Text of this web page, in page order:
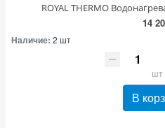
ROYAL THERMO
14
Наличие: 2 шт
шт
В